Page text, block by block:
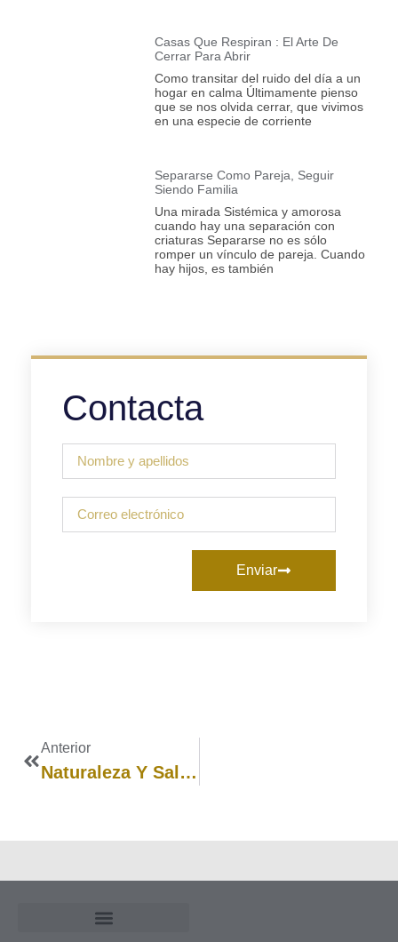
Casas Que Respiran : El Arte De
Cerrar Para Abrir
Como transitar del ruido del día a un
hogar en calma Últimamente pienso
que se nos olvida cerrar, que vivimos
en una especie de corriente
Separarse Como Pareja, Seguir
Siendo Familia
Una mirada Sistémica y amorosa
cuando hay una separación con
criaturas Separarse no es sólo
romper un vínculo de pareja. Cuando
hay hijos, es también
Contacta
Enviar
Anterior
Naturaleza Y Salud Mental Infantil